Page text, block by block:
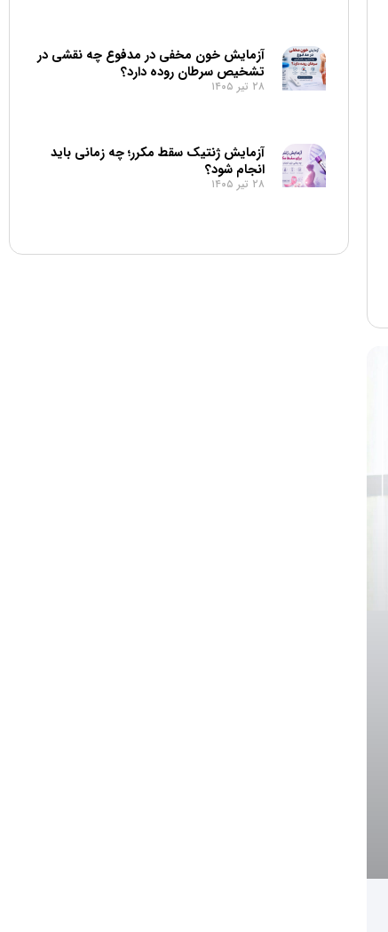
آزمایش خون مخفی در مدفوع چه نقشی در
تشخیص سرطان روده دارد؟
۲۸ تیر ۱۴۰۵
آزمایش ژنتیک سقط مکرر؛ چه زمانی باید
انجام شود؟
۲۸ تیر ۱۴۰۵